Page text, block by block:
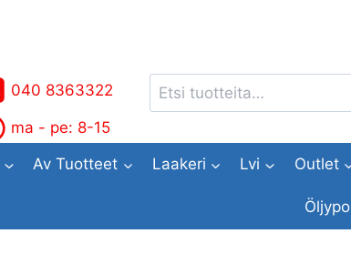
040 8363322
ma - pe: 8-15
Etsi:
Av Tuotteet Laakeri Lvi Outlet